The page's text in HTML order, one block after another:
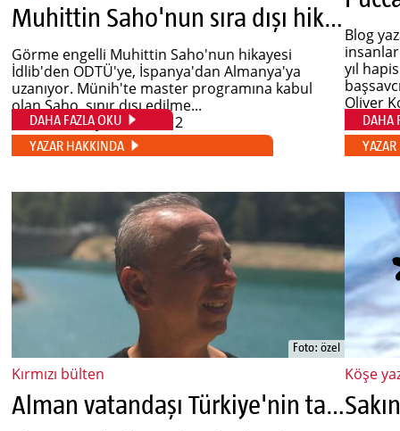
Muhittin Saho'nun sıra dışı hikayesi
Görme engelli Muhittin Saho'nun hikayesi
İdlib'den ODTÜ'ye, İspanya'dan Almanya'ya
uzanıyor. Münih'te master programına kabul
olan Saho, sınır dışı edilme...
Oliver Kontny, 2019-08-12
DAHA FAZLA OKU
YAZAR HAKKINDA
Blog
yıl
Oliver
DAHA
Foto: özel
Kırmızı bülten
Alman vatandaşı Türkiye'nin talebiyle Slovenya'da tutuklandı
Köşe